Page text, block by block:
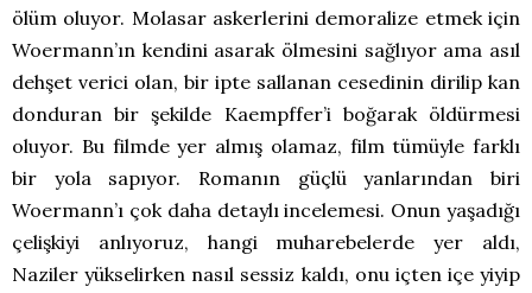
ölüm oluyor. Molasar askerlerini demoralize etmek için
Woermann’ın kendini asarak ölmesini sağlıyor ama asıl
dehşet verici olan, bir ipte sallanan cesedinin dirilip kan
donduran bir şekilde Kaempffer’i boğarak öldürmesi
oluyor. Bu filmde yer almış olamaz, film tümüyle farklı
bir yola sapıyor. Romanın güçlü yanlarından biri
Woermann’ı çok daha detaylı incelemesi. Onun yaşadığı
çelişkiyi anlıyoruz, hangi muharebelerde yer aldı,
Naziler yükselirken nasıl sessiz kaldı, onu içten içe yiyip